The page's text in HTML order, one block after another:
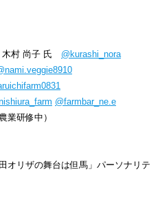
木村 尚子 氏 @kurashi_nora
@farmbar_ne.e
業研修中）
オリザの舞台は但馬」パーソナリテ